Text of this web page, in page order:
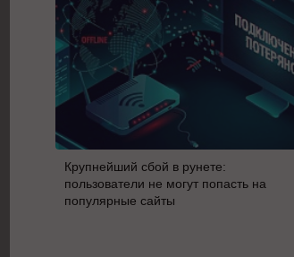
Крупнейший сбой в рунете:
пользователи не могут попасть на
популярные сайты